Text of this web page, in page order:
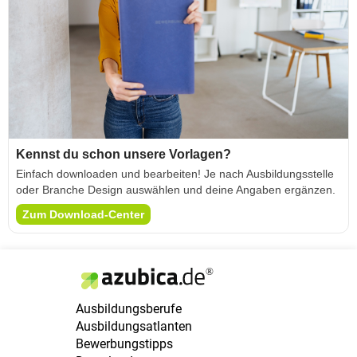
Kennst du schon unsere Vorlagen?
Einfach downloaden und bearbeiten! Je nach Ausbildungsstelle
oder Branche Design auswählen und deine Angaben ergänzen.
Zum Download-Center
Ausbildungsberufe
Ausbildungsatlanten
Bewerbungstipps